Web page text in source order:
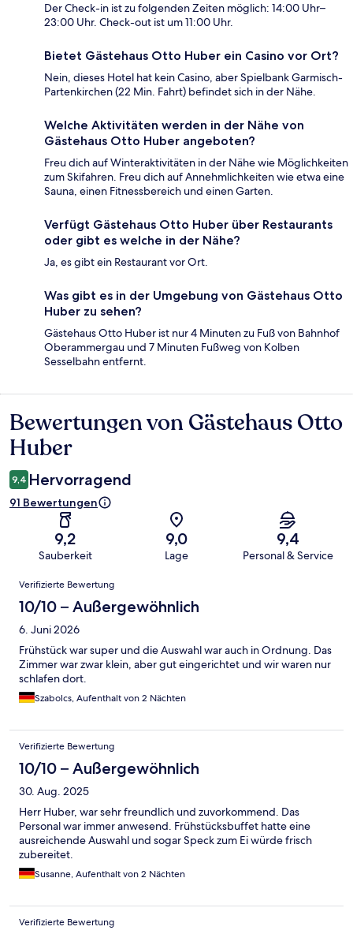
Der Check-in ist zu folgenden Zeiten möglich: 14:00 Uhr–
23:00 Uhr. Check-out ist um 11:00 Uhr.
Bietet Gästehaus Otto Huber ein Casino vor Ort?
Nein, dieses Hotel hat kein Casino, aber Spielbank Garmisch-
Partenkirchen (22 Min. Fahrt) befindet sich in der Nähe.
Welche Aktivitäten werden in der Nähe von
Gästehaus Otto Huber angeboten?
Freu dich auf Winteraktivitäten in der Nähe wie Möglichkeiten
zum Skifahren. Freu dich auf Annehmlichkeiten wie etwa eine
Sauna, einen Fitnessbereich und einen Garten.
Verfügt Gästehaus Otto Huber über Restaurants
oder gibt es welche in der Nähe?
Ja, es gibt ein Restaurant vor Ort.
Was gibt es in der Umgebung von Gästehaus Otto
Huber zu sehen?
Gästehaus Otto Huber ist nur 4 Minuten zu Fuß von Bahnhof
Oberammergau und 7 Minuten Fußweg von Kolben
Sesselbahn entfernt.
Bewertungen
Bewertungen von Gästehaus Otto
Huber
9,4 Hervorragend
91 Bewertungen
9,2
Sauberkeit
9,0
Lage
9,4
Personal & Service
Bewertungen
Verifizierte Bewertung
10/10 – Außergewöhnlich
6. Juni 2026
Frühstück war super und die Auswahl war auch in Ordnung. Das
Zimmer war zwar klein, aber gut eingerichtet und wir waren nur
schlafen dort.
Szabolcs, Aufenthalt von 2 Nächten
Verifizierte Bewertung
10/10 – Außergewöhnlich
30. Aug. 2025
Herr Huber, war sehr freundlich und zuvorkommend. Das
Personal war immer anwesend. Frühstücksbuffet hatte eine
ausreichende Auswahl und sogar Speck zum Ei würde frisch
zubereitet.
Susanne, Aufenthalt von 2 Nächten
Verifizierte Bewertung